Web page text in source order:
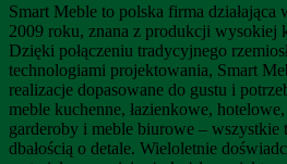
Smart Meble to polska firma działająca
2009 roku, znana z produkcji wysokiej
Dzięki połączeniu tradycyjnego
technologiami projektowania, Smart
realizacje dopasowane do gustu i
meble kuchenne, łazienkowe,
garderoby i meble biurowe –
dbałością o detale. Wieloletnie